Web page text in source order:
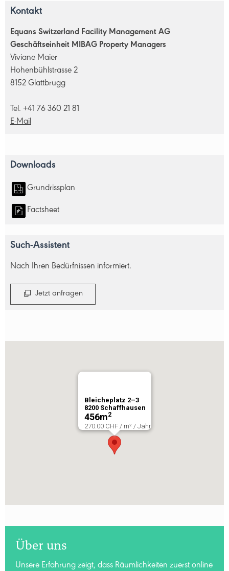
Kontakt
Equans Switzerland Facility Management AG
Geschäftseinheit MIBAG Property Managers
Viviane Maier
Hohenbühlstrasse 2
8152 Glattbrugg
Tel. +41 76 360 21 81
E-Mail
Downloads
Grundrissplan
Factsheet
Such-Assistent
Nach Ihren Bedürfnissen informiert.
Jetzt anfragen
Bleicheplatz 2–3
8200Schaffhausen
456m2
270.00 CHF / m² / Jahr
Über uns
Unsere Erfahrung zeigt, dass Räumlichkeiten zuerst online